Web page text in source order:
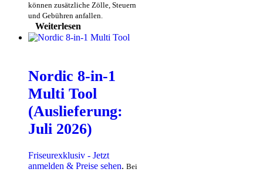
können zusätzliche Zölle, Steuern
und Gebühren anfallen.
Weiterlesen
Nordic 8-in-1
Multi Tool
(Auslieferung:
Juli 2026)
Friseurexklusiv - Jetzt
anmelden & Preise sehen. Bei